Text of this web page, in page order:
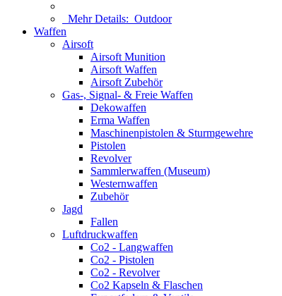
Mehr Details: Outdoor
Waffen
Airsoft
Airsoft Munition
Airsoft Waffen
Airsoft Zubehör
Gas-, Signal- & Freie Waffen
Dekowaffen
Erma Waffen
Maschinenpistolen & Sturmgewehre
Pistolen
Revolver
Sammlerwaffen (Museum)
Westernwaffen
Zubehör
Jagd
Fallen
Luftdruckwaffen
Co2 - Langwaffen
Co2 - Pistolen
Co2 - Revolver
Co2 Kapseln & Flaschen